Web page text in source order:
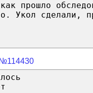
прошло
Укол сделали,
№114430